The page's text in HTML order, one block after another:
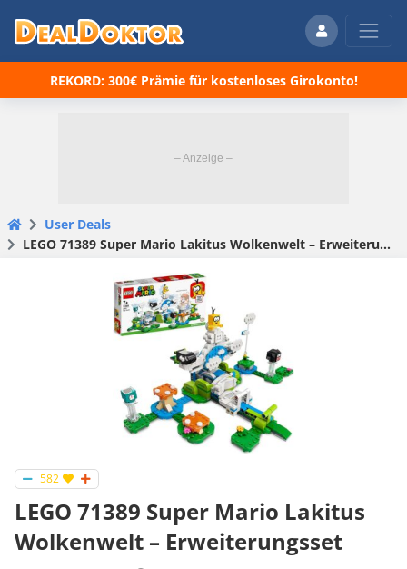
REKORD: 300€ Prämie für kostenloses Girokonto!
User Deals
LEGO 71389 Super Mario Lakitus Wolkenwelt – Erweiterungsset
582
LEGO 71389 Super Mario Lakitus
Wolkenwelt – Erweiterungsset